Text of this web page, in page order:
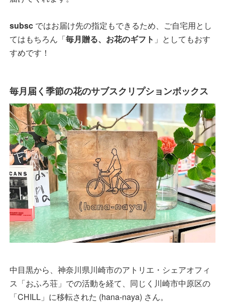
subsc ではお届け先の指定もできるため、ご自宅用とし
てはもちろん「毎月贈る、お花のギフト 」としてもおす
すめです！
毎月届く季節の花のサブスクリプションボックス
中目黒から、神奈川県川崎市のアトリエ・シェアオフィ
ス「おふろ荘」での活動を経て、同じく川崎市中原区の
「CHILL」に移転された (hana-naya) さん。